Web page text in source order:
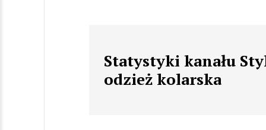
Statystyki kanału
odzież kolarska